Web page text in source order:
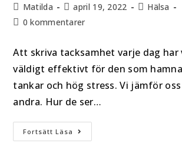
Matilda april 19, 2022
Hälsa
0 kommentarer
Att skriva tacksamhet varje dag har
väldigt effektivt för den som
tankar och hög stress. Vi jämför
andra. Hur de ser…
Fortsätt Läsa